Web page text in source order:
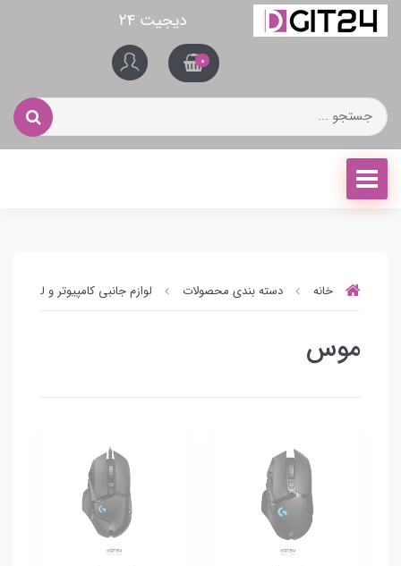
دیجیت ۲۴
0
خانه دسته بندی محصولات لوازم جانبی کامپیوتر و لپ تاپ
موس